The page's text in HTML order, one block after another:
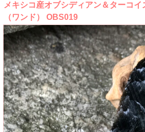
メキシコ産オブシディアン＆ターコ
（ワンド） OBS019